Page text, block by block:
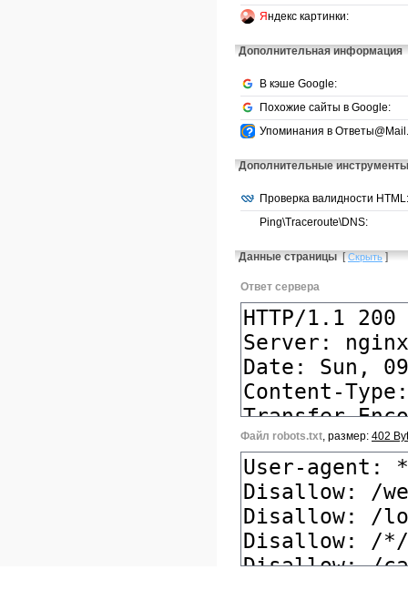
Яндекс картинки:
Дополнительная информация
В кэше Google:
Похожие сайты в Google:
Упоминания в
Дополнительные инструменты
Проверка валидности HTML:
Ping\Traceroute\DNS:
Данные страницы [Скрыть]
Ответ сервера
Файл robots.txt , размер: 402